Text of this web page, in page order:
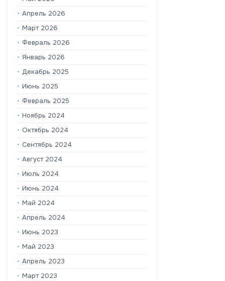
Апрель 2026
Март 2026
Февраль 2026
Январь 2026
Декабрь 2025
Июнь 2025
Февраль 2025
Ноябрь 2024
Октябрь 2024
Сентябрь 2024
Август 2024
Июль 2024
Июнь 2024
Май 2024
Апрель 2024
Июнь 2023
Май 2023
Апрель 2023
Март 2023